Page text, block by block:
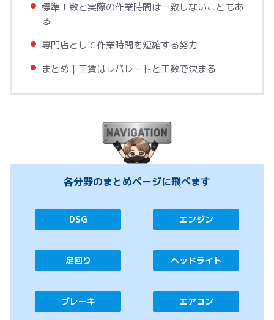
標準工数と実際の作業時間は一致しないこともあ
る
専門店として作業時間を短縮する努力
まとめ｜工賃はレバレートと工数で決まる
各分野のまとめページに飛べます
DSG
足回り
ブレーキ
エンジン
ヘッドライト
エアコン